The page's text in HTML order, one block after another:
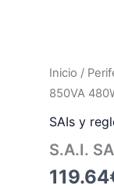
Inicio /
850VA
SAIs y
S.A.I.
119.64